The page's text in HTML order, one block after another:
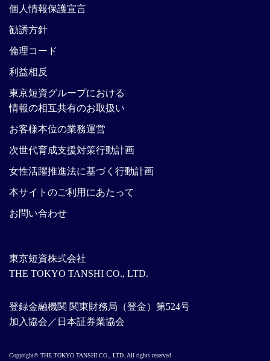
東京短資株式会社
THE TOKYO TANSHI CO., LTD.
登録金融機関 関東財務局（登金）第524号
加入協会／日本証券業協会
個人情報保護宣言
勧誘方針
倫理コード
利益相反
東京短資グループにおける
情報の相互共有のお取扱い
お客様本位の業務運営
次世代育成支援対策行動計画
女性活躍推進法に基づく行動計画
本サイトのご利用にあたって
お問い合わせ
Copyright© THE TOKYO TANSHI CO., LTD. All rights reserved.